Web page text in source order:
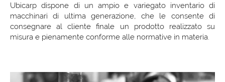
Ubicarp dispone di un ampio e variegato inventario di
macchinari di ultima generazione, che le consente di
consegnare al cliente finale un prodotto realizzato su
misura e pienamente conforme alle normative in materia.